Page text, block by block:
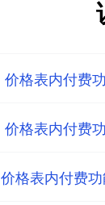
价格表内付费
价格表内付费
价格表内付费